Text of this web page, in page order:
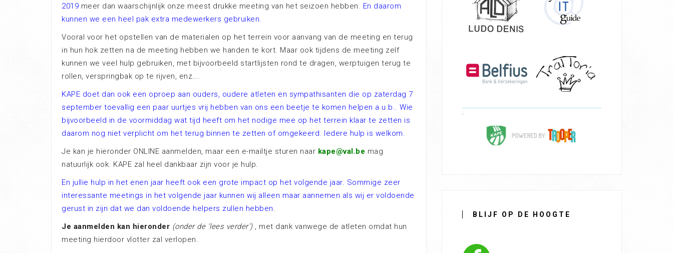
2019 meer dan waarschijnlijk onze meest drukke meeting van het seizoen hebben. En daarom
kunnen we een heel pak extra medewerkers gebruiken.
Vooral voor het opstellen van de materialen op het terrein voor aanvang van de meeting en terug
in hun hok zetten na de meeting hebben we handen te kort. Maar ook tijdens de meeting zelf
kunnen we veel hulp gebruiken, met bijvoorbeeld startlijsten rond te dragen, werptuigen terug te
rollen, verspringbak op te rijven, enz….
KAPE doet dan ook een oproep aan ouders, oudere atleten en sympathisanten die op zaterdag 7
september toevallig een paar uurtjes vrij hebben van ons een beetje te komen helpen a.u.b.. Wie
bijvoorbeeld in de voormiddag wat tijd heeft om het nodige mee op het terrein klaar te zetten is
daarom nog niet verplicht om het terug binnen te zetten of omgekeerd. Iedere hulp is welkom.
Je kan je hieronder ONLINE aanmelden, maar een e-mailtje sturen naar kape@val.be mag
natuurlijk ook. KAPE zal heel dankbaar zijn voor je hulp.
En jullie hulp in het enen jaar heeft ook een grote impact op het volgende jaar. Sommige zeer
interessante meetings in het volgende jaar kunnen wij alleen maar aannemen als wij er voldoende
gerust in zijn dat we dan voldoende helpers zullen hebben.
Je aanmelden kan hieronder (onder de ‘lees verder’) , met dank vanwege de atleten omdat hun
meeting hierdoor vlotter zal verlopen.
BLIJF OP DE HOOGTE